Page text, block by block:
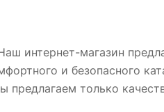
интернет-магазин
и безопасного
только